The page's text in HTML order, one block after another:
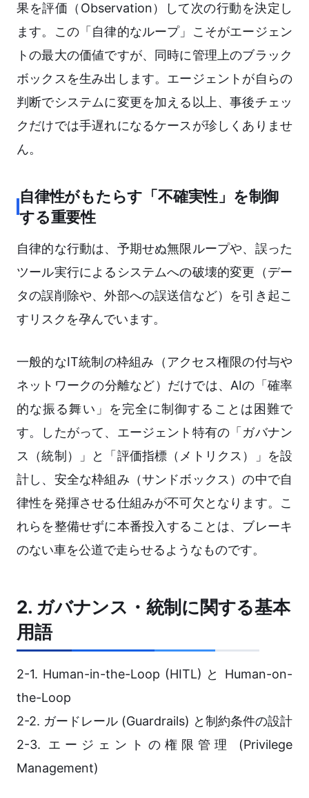
果を評価（Observation）して次の行動を決定し
ます。この「自律的なループ」こそがエージェン
トの最大の価値ですが、同時に管理上のブラック
ボックスを生み出します。エージェントが自らの
判断でシステムに変更を加える以上、事後チェッ
クだけでは手遅れになるケースが珍しくありませ
ん。
自律性がもたらす「不確実性」を制御
する重要性
自律的な行動は、予期せぬ無限ループや、誤った
ツール実行によるシステムへの破壊的変更（デー
タの誤削除や、外部への誤送信など）を引き起こ
すリスクを孕んでいます。
一般的なIT統制の枠組み（アクセス権限の付与や
ネットワークの分離など）だけでは、AIの「確率
的な振る舞い」を完全に制御することは困難で
す。したがって、エージェント特有の「ガバナン
ス（統制）」と「評価指標（メトリクス）」を設
計し、安全な枠組み（サンドボックス）の中で自
律性を発揮させる仕組みが不可欠となります。こ
れらを整備せずに本番投入することは、ブレーキ
のない車を公道で走らせるようなものです。
2. ガバナンス・統制に関する基本
用語
2-1. Human-in-the-Loop (HITL) と Human-on-
the-Loop
2-2. ガードレール (Guardrails) と制約条件の設計
2-3. エージェントの権限管理 (Privilege
Management)